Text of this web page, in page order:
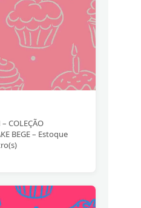
COLEÇÃO
BEGE – Estoque